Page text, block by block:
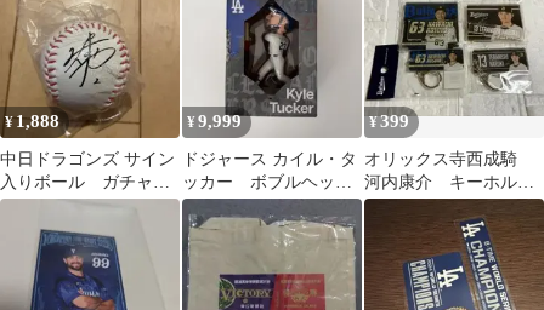
¥1,888
中日ドラゴンズ サイン
入りボール ガチャ
レプリカ ミニ 田中
¥9,999
ドジャース カイル・タ
ッカー ボブルヘッ
ド ドジャーススタジ
アム 限定非売品
¥399
オリックス寺西成騎
河内康介 キーホルダ
ー アクスタ 4点セッ
ト 定価5100円